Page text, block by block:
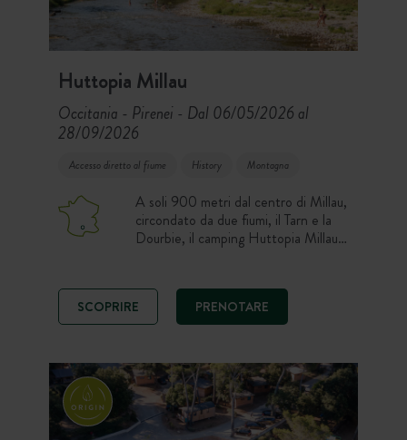
Huttopia Millau
Occitania - Pirenei - Dal 06/05/2026 al
28/09/2026
Accesso diretto al fiume History Montagna
A soli 900 metri dal centro di Millau,
circondato da due fiumi, il Tarn e la
Dourbie, il camping Huttopia Millau
nella natura nella capitale degli sport
all’aria aperta. Nuotate nel fiume o in
piscina ed escursioni nel Parco dei
SCOPRIRE PRENOTARE